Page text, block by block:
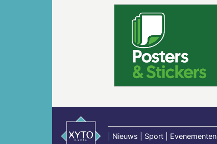
Nieuws | Sport | Evenementen